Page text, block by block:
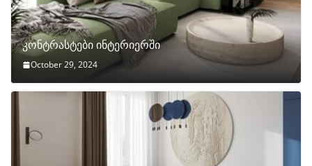
კონტრასტები ინტერიერში
October 29, 2024